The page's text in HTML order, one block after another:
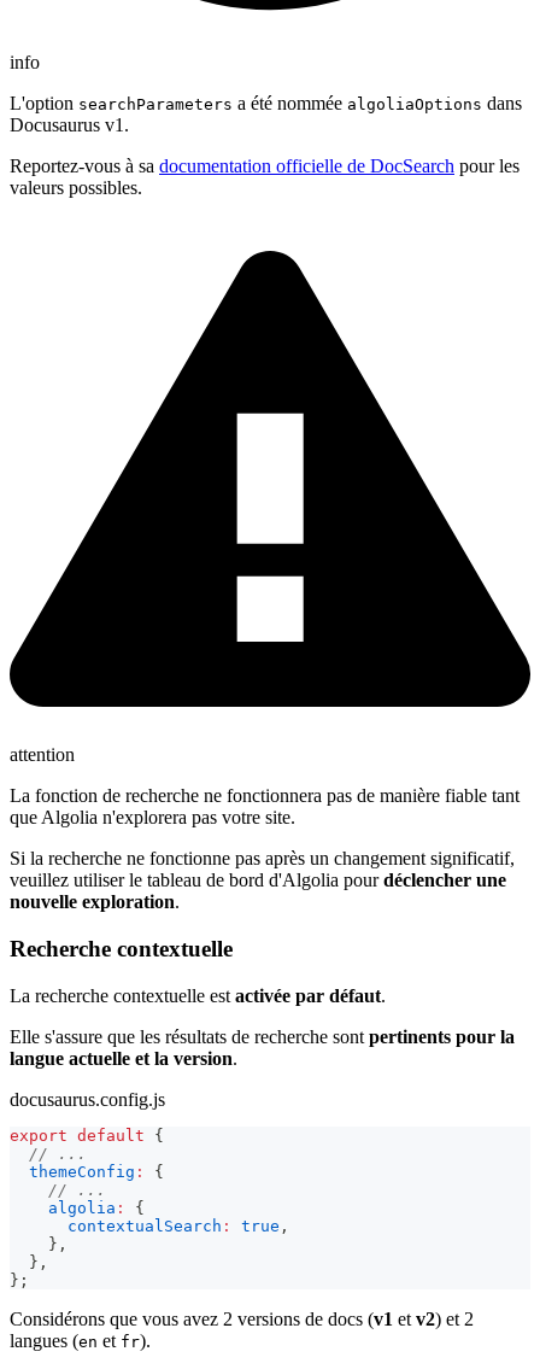
info
L'option searchParameters a été nommée algoliaOptions dans
Docusaurus v1.
Reportez-vous à sa documentation officielle de DocSearch pour les
valeurs possibles.
attention
La fonction de recherche ne fonctionnera pas de manière fiable tant
que Algolia n'explorera pas votre site.
Si la recherche ne fonctionne pas après un changement significatif,
veuillez utiliser le tableau de bord d'Algolia pourdéclencher une
nouvelle exploration.
Recherche contextuelle
La recherche contextuelle est activée par défaut.
Elle s'assure que les résultats de recherche sont pertinents pour la
langue actuelle et la version.
docusaurus.config.js
export default
{
// ...
themeConfig :
{
// ...
algolia :
{
contextualSearch : true ,
} ,
} ,
} ;
Considérons que vous avez 2 versions de docs (v1 et v2) et 2
langues (en et fr).